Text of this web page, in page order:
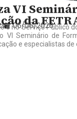
VI
da
06/06/2026
e no Serviço Público
Seminário de
e especialistas